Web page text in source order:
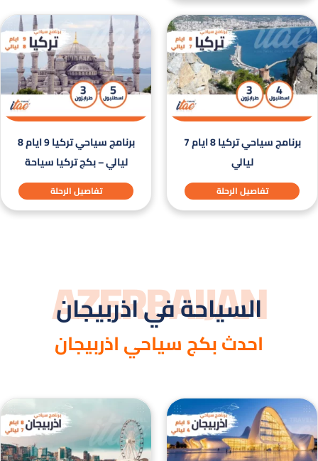
برنامج سياحي تركيا 8 ايام 7
ليالي
تفاصيل الرحلة
برنامج سياحي تركيا 9 ايام 8
ليالي – بكج تركيا سياحة
تفاصيل الرحلة
AZERBAIJAN
السياحة في اذربيجان
احدث بكج سياحي اذربيجان